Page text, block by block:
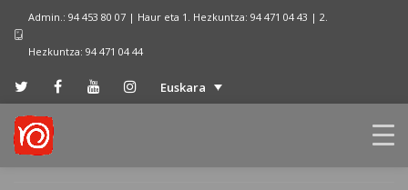
Admin.: 94 453 80 07 | Haur eta 1. Hezkuntza: 94 471 04 43 | 2.
Hezkuntza: 94 471 04 44
Euskara